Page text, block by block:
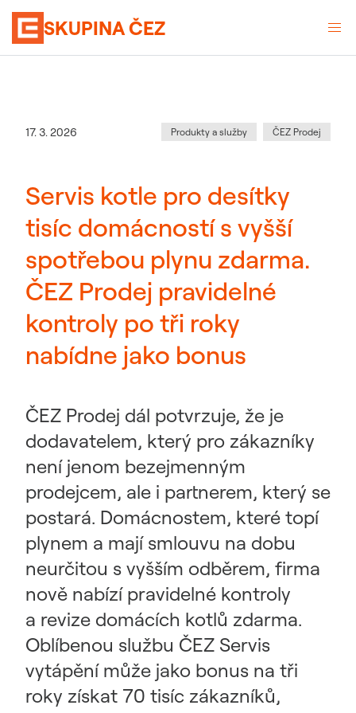
SKUPINA ČEZ
Datum zveřejnění
17. 3. 2026 Kategorie:
Produkty a služby ČEZ Prodej
Servis kotle pro desítky
tisíc domácností s vyšší
spotřebou plynu zdarma.
ČEZ Prodej pravidelné
kontroly po tři roky
nabídne jako bonus
ČEZ Prodej dál potvrzuje, že je
dodavatelem, který pro zákazníky
není jenom bezejmenným
prodejcem, ale i partnerem, který se
postará. Domácnostem, které topí
plynem a mají smlouvu na dobu
neurčitou s vyšším odběrem, firma
nově nabízí pravidelné kontroly
a revize domácích kotlů zdarma.
Oblíbenou službu ČEZ Servis
vytápění může jako bonus na tři
roky získat 70 tisíc zákazníků,